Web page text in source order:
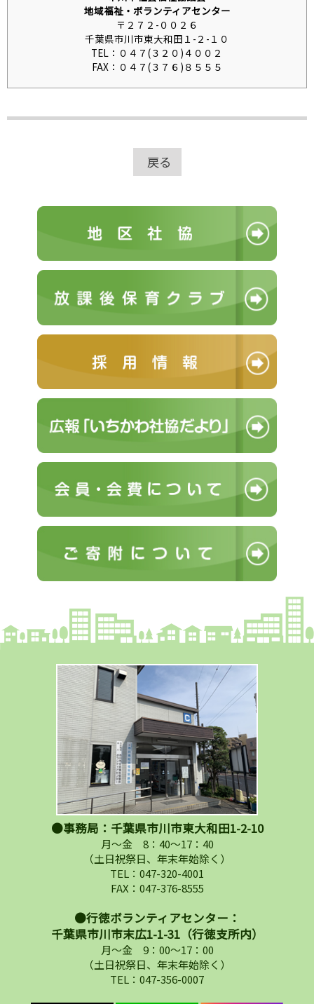
地域福祉・ボランティアセンター
〒２７２-００２６
千葉県市川市東大和田１-２-１０
TEL：０４７(３２０)４００２
FAX：０４７(３７６)８５５５
戻る
●事務局：千葉県市川市東大和田1-2-10
月～金 8：40～17：40
（土日祝祭日、年末年始除く）
TEL：047-320-4001
FAX：047-376-8555
●行徳ボランティアセンター：
千葉県市川市末広1-1-31（行徳支所内）
月～金 9：00～17：00
（土日祝祭日、年末年始除く）
TEL：047-356-0007